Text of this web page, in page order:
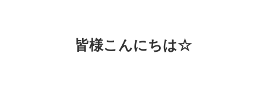
皆様こんにちは☆